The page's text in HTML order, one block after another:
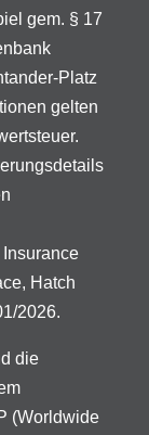
gem. § 17
Platz
gelten
Hatch
2026.
die
(Worldwide